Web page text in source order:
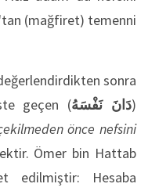
(mağfiret) temenni
sonra
geçen (
دَانَ نَفْسَهُ
)
önce nefsini
Ömer bin Hattab
edilmiştir: Hesaba